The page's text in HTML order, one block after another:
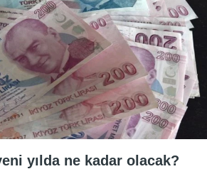
yılda ne kadar olacak?